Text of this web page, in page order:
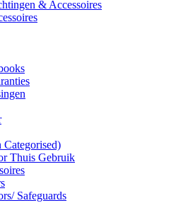
& Accessoires
Thuis Gebruik
Safeguards